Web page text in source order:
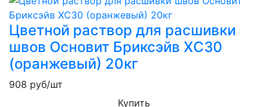
Цветной раствор для расшивки
швов Основит Бриксэйв XC30
(оранжевый) 20кг
908 руб/шт
Купить